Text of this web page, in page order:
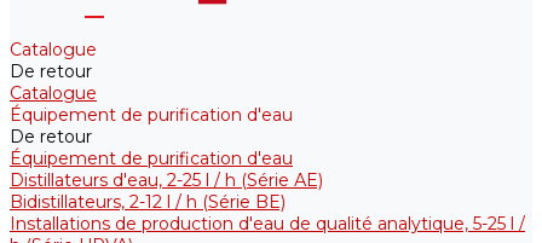
Catalogue
De retour
Catalogue
Équipement de purification d'eau
De retour
Équipement de purification d'eau
Distillateurs d'eau, 2-25 l / h (Série АE)
Bidistillateurs, 2-12 l / h (Série BE)
Installations de production d'eau de qualité analytique, 5-25 l /